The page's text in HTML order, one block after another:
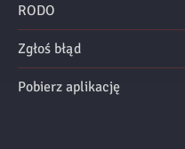
RODO
Zgłoś błąd
Pobierz aplikację